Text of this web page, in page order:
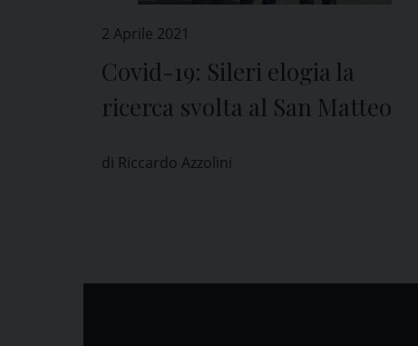
2 Aprile 2021
Covid-19: Sileri elogia la
ricerca svolta al San Matteo
di Riccardo Azzolini